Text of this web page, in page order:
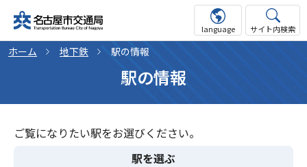
language サイト内検索
ホーム 地下鉄 駅の情報
駅の情報
ご覧になりたい駅をお選びください。
駅を選ぶ